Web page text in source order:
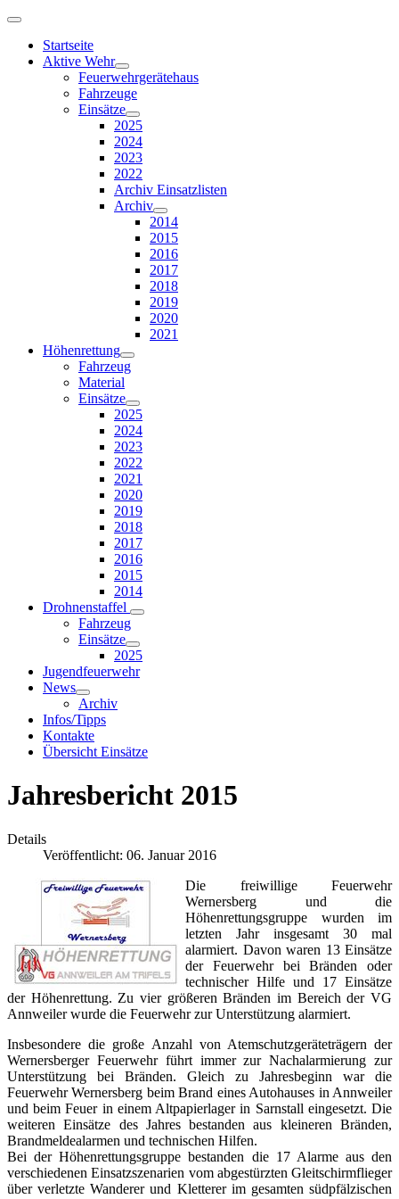
Startseite
Aktive Wehr
Feuerwehrgerätehaus
Fahrzeuge
Einsätze
2025
2024
2023
2022
Archiv Einsatzlisten
Archiv
2014
2015
2016
2017
2018
2019
2020
2021
Höhenrettung
Fahrzeug
Material
Einsätze
2025
2024
2023
2022
2021
2020
2019
2018
2017
2016
2015
2014
Drohnenstaffel
Fahrzeug
Einsätze
2025
Jugendfeuerwehr
News
Archiv
Infos/Tipps
Kontakte
Übersicht Einsätze
Jahresbericht 2015
Details
Veröffentlicht: 06. Januar 2016
Die freiwillige Feuerwehr
Wernersberg und die
Höhenrettungsgruppe wurden im
letzten Jahr insgesamt 30 mal
alarmiert. Davon waren 13 Einsätze
der Feuerwehr bei Bränden oder
technischer Hilfe und 17 Einsätze
der Höhenrettung. Zu vier größeren Bränden im Bereich der VG
Annweiler wurde die Feuerwehr zur Unterstützung alarmiert.
Insbesondere die große Anzahl von Atemschutzgeräteträgern der
Wernersberger Feuerwehr führt immer zur Nachalarmierung zur
Unterstützung bei Bränden. Gleich zu Jahresbeginn war die
Feuerwehr Wernersberg beim Brand eines Autohauses in Annweiler
und beim Feuer in einem Altpapierlager in Sarnstall eingesetzt. Die
weiteren Einsätze des Jahres bestanden aus kleineren Bränden,
Brandmeldealarmen und technischen Hilfen.
Bei der Höhenrettungsgruppe bestanden die 17 Alarme aus den
verschiedenen Einsatzszenarien vom abgestürzten Gleitschirmflieger
über verletzte Wanderer und Kletterer im gesamten südpfälzischen